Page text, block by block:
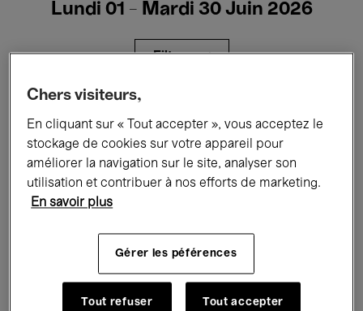
Lundi 01 - Mardi 30 Juin 2026
Filtres
Expositions Films Performances
Rencontres & Débats Jazz
Musique électronique
Chers visiteurs,
En cliquant sur « Tout accepter », vous acceptez le
stockage de cookies sur votre appareil pour
améliorer la navigation sur le site, analyser son
utilisation et contribuer à nos efforts de marketing.
En savoir plus
Gérer les péférences
Tout refuser Tout accepter